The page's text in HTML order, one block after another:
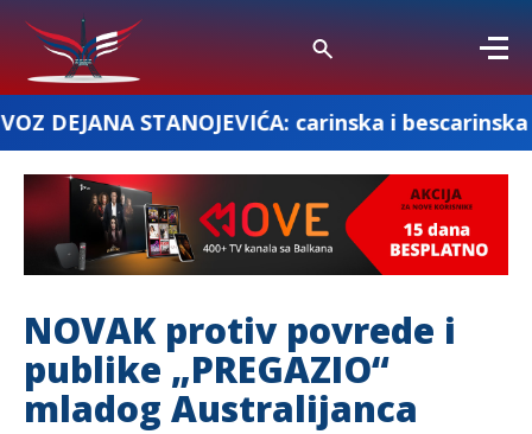
carinska i bescarinska roba
NOVAK protiv povrede i
publike „PREGAZIO“
mladog Australijanca